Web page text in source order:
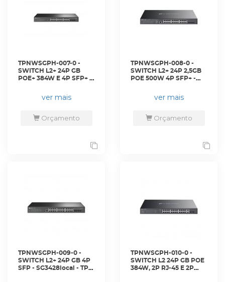
TPNWSGPH-007-0 -
SWITCH L2+ 24P GB
POE+ 384W E 4P SFP+ -
ver mais
Orçamento
TPNWSGPH-008-0 -
SWITCH L2+ 24P 2,5GB
POE 500W 4P SFP+ -
ver mais
Orçamento
TPNWSGPH-009-0 -
SWITCH L2+ 24P GB 4P
SFP - SG3428local - TP-
TPNWSGPH-010-0 -
SWITCH L2 24P GB POE
384W, 2P RJ-45 E 2P